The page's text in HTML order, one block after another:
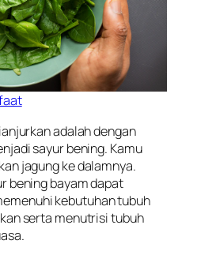
adalah dengan
sayur bening. Kamu
jagung ke dalamnya.
bening bayam dapat
kebutuhan tubuh
serta menutrisi tubuh